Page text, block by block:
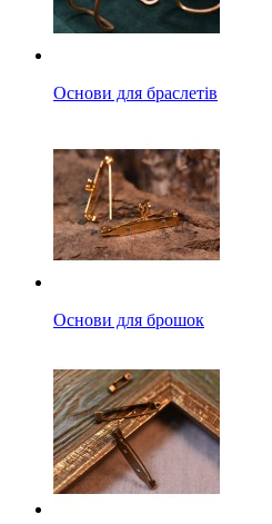
Основи для браслетів
Основи для брошок